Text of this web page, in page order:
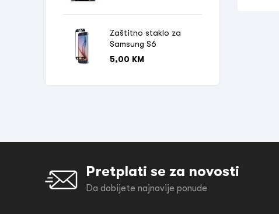
Zaštitno staklo za
Samsung S6
5,00 KM
Pretplati se za novosti
Da dobijete najnovije ponude